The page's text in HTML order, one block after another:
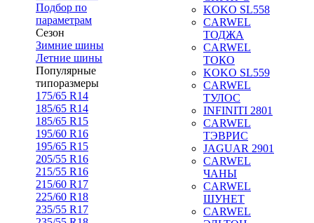
Подбор по
параметрам
Сезон
Зимние шины
Летние шины
Популярные
типоразмеры
175/65 R14
185/65 R14
185/65 R15
195/60 R16
195/65 R15
205/55 R16
215/55 R16
215/60 R17
225/60 R18
235/55 R17
KOKO SL558
CARWEL
ТОДЖА
CARWEL
ТОКО
KOKO SL559
CARWEL
ТУЛОС
INFINITI 2801
CARWEL
ТЭВРИС
JAGUAR 2901
CARWEL
ЧАНЫ
CARWEL
ШУНЕТ
CARWEL